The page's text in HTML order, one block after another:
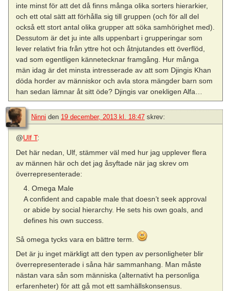
inte minst för att det då finns många olika sorters hierarkier,
och ett otal sätt att förhålla sig till gruppen (och för all del
också ett stort antal olika grupper att söka samhörighet med).
Dessutom är det ju inte alls uppenbart i grupperingar som
lever relativt fria från yttre hot och åtnjutandes ett överflöd,
vad som egentligen kännetecknar framgång. Hur många
män idag är det minsta intresserade av att som Djingis Khan
döda horder av människor och avla stora mängder barn som
han sedan lämnar åt sitt öde? Djingis var onekligen Alfa…
Ninni den 19 december, 2013 kl. 18:47 skrev:
@Ulf T:
Det här nedan, Ulf, stämmer väl med hur jag upplever flera
av männen här och det jag åsyftade när jag skrev om
överrepresenterade:
4. Omega Male
A confident and capable male that doesn’t seek approval
or abide by social hierarchy. He sets his own goals, and
defines his own success.
Så omega tycks vara en bättre term.
Det är ju inget märkligt att den typen av personligheter blir
överrepresenterade i såna här sammanhang. Man måste
nästan vara sån som människa (alternativt ha personliga
erfarenheter) för att gå mot ett samhällskonsensus.